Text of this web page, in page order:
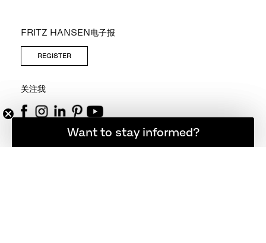
FRITZ HANSEN电子报
REGISTER
关注我
想随时了解最新资讯吗？
Want to stay informed?